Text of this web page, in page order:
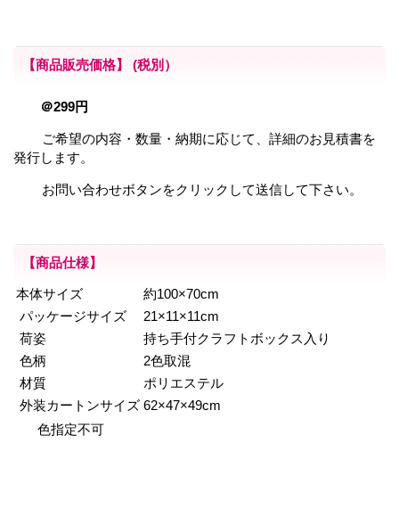
【商品販売価格】 (税別）
＠299円
ご希望の内容・数量・納期に応じて、詳細のお見積書を
発行します。
お問い合わせボタンをクリックして送信して下さい。
【商品仕様】
本体サイズ
約100×70cm
パッケージサイズ
21×11×11cm
荷姿
持ち手付クラフトボックス入り
色柄
2色取混
材質
ポリエステル
外装カートンサイズ 62×47×49cm
色指定不可